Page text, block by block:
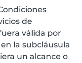
de
válida por
la subcláusula
un alcance o